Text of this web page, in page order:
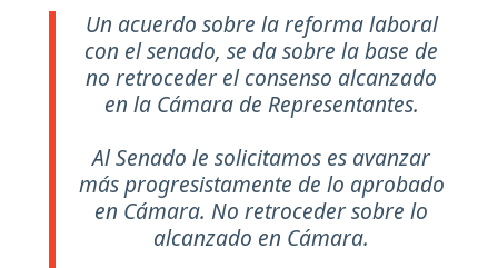
Un acuerdo sobre la reforma laboral
con el senado, se da sobre la base de
no retroceder el consenso alcanzado
en la Cámara de Representantes.
Al Senado le solicitamos es avanzar
más progresistamente de lo aprobado
en Cámara. No retroceder sobre lo
alcanzado en Cámara.